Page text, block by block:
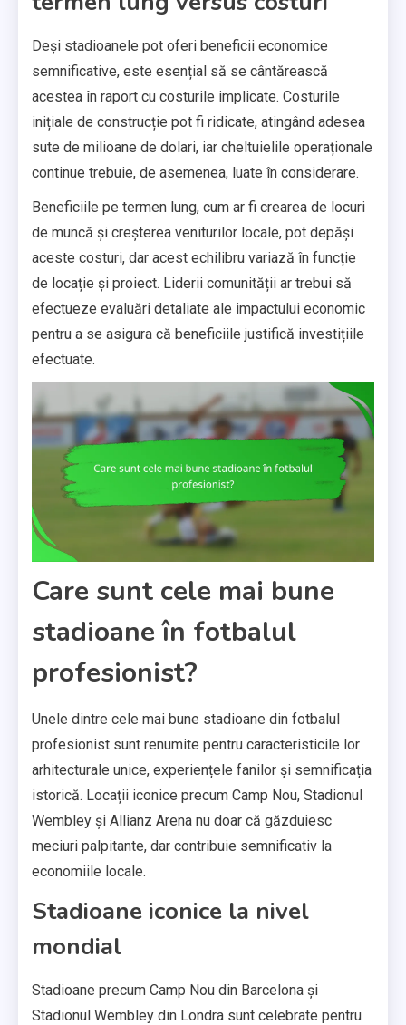
Deși stadioanele pot oferi beneficii economice
semnificative, este esențial să se cântărească
acestea în raport cu costurile implicate. Costurile
inițiale de construcție pot fi ridicate, atingând adesea
sute de milioane de dolari, iar cheltuielile operaționale
continue trebuie, de asemenea, luate în considerare.
Beneficiile pe termen lung, cum ar fi crearea de locuri
de muncă și creșterea veniturilor locale, pot depăși
aceste costuri, dar acest echilibru variază în funcție
de locație și proiect. Liderii comunității ar trebui să
efectueze evaluări detaliate ale impactului economic
pentru a se asigura că beneficiile justifică investițiile
efectuate.
Care sunt cele mai bune
stadioane în fotbalul
profesionist?
Unele dintre cele mai bune stadioane din fotbalul
profesionist sunt renumite pentru caracteristicile lor
arhitecturale unice, experiențele fanilor și semnificația
istorică. Locații iconice precum Camp Nou, Stadionul
Wembley și Allianz Arena nu doar că găzduiesc
meciuri palpitante, dar contribuie semnificativ la
economiile locale.
Stadioane iconice la nivel
mondial
Stadioane precum Camp Nou din Barcelona și
Stadionul Wembley din Londra sunt celebrate pentru